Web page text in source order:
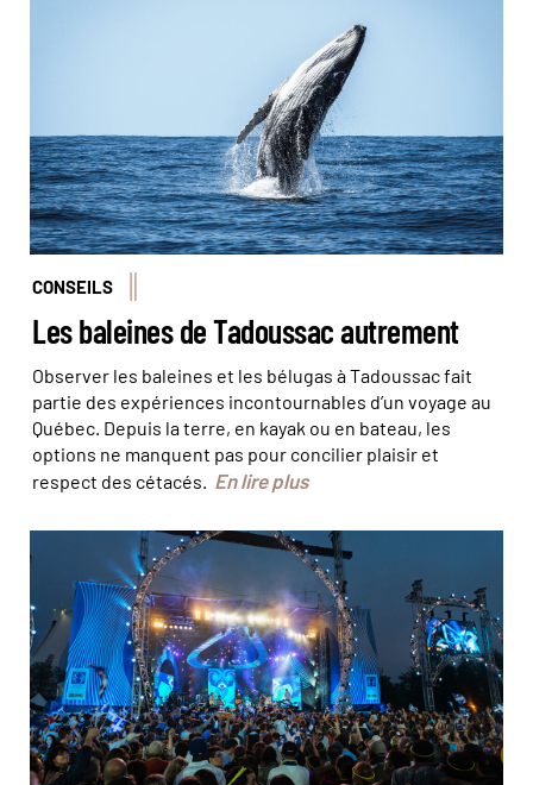
CONSEILS
Les baleines de Tadoussac autrement
Observer les baleines et les bélugas à Tadoussac fait
partie des expériences incontournables d’un voyage au
Québec. Depuis la terre, en kayak ou en bateau, les
options ne manquent pas pour concilier plaisir et
respect des cétacés. En lire plus
La veille de la Saint-Jean, un concert inaugural a lieu aux
Plaines d’Abraham. © David Giral/REA